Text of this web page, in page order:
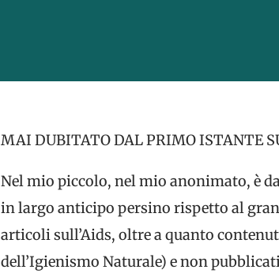
MAI DUBITATO DAL PRIMO ISTANTE
Nel mio piccolo, nel mio anonimato, è
in largo anticipo persino rispetto al
articoli sull’Aids, oltre a quanto
dell’Igienismo Naturale) e non